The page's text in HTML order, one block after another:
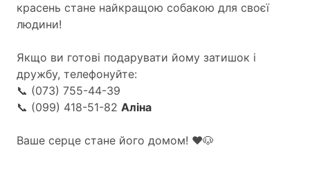
красень стане найкращою собакою для своєї
людини!
Якщо ви готові подарувати йому затишок і
дружбу, телефонуйте:
📞 (073) 755-44-39
📞 (099) 418-51-82 Аліна
Ваше серце стане його домом! ❤️🐶